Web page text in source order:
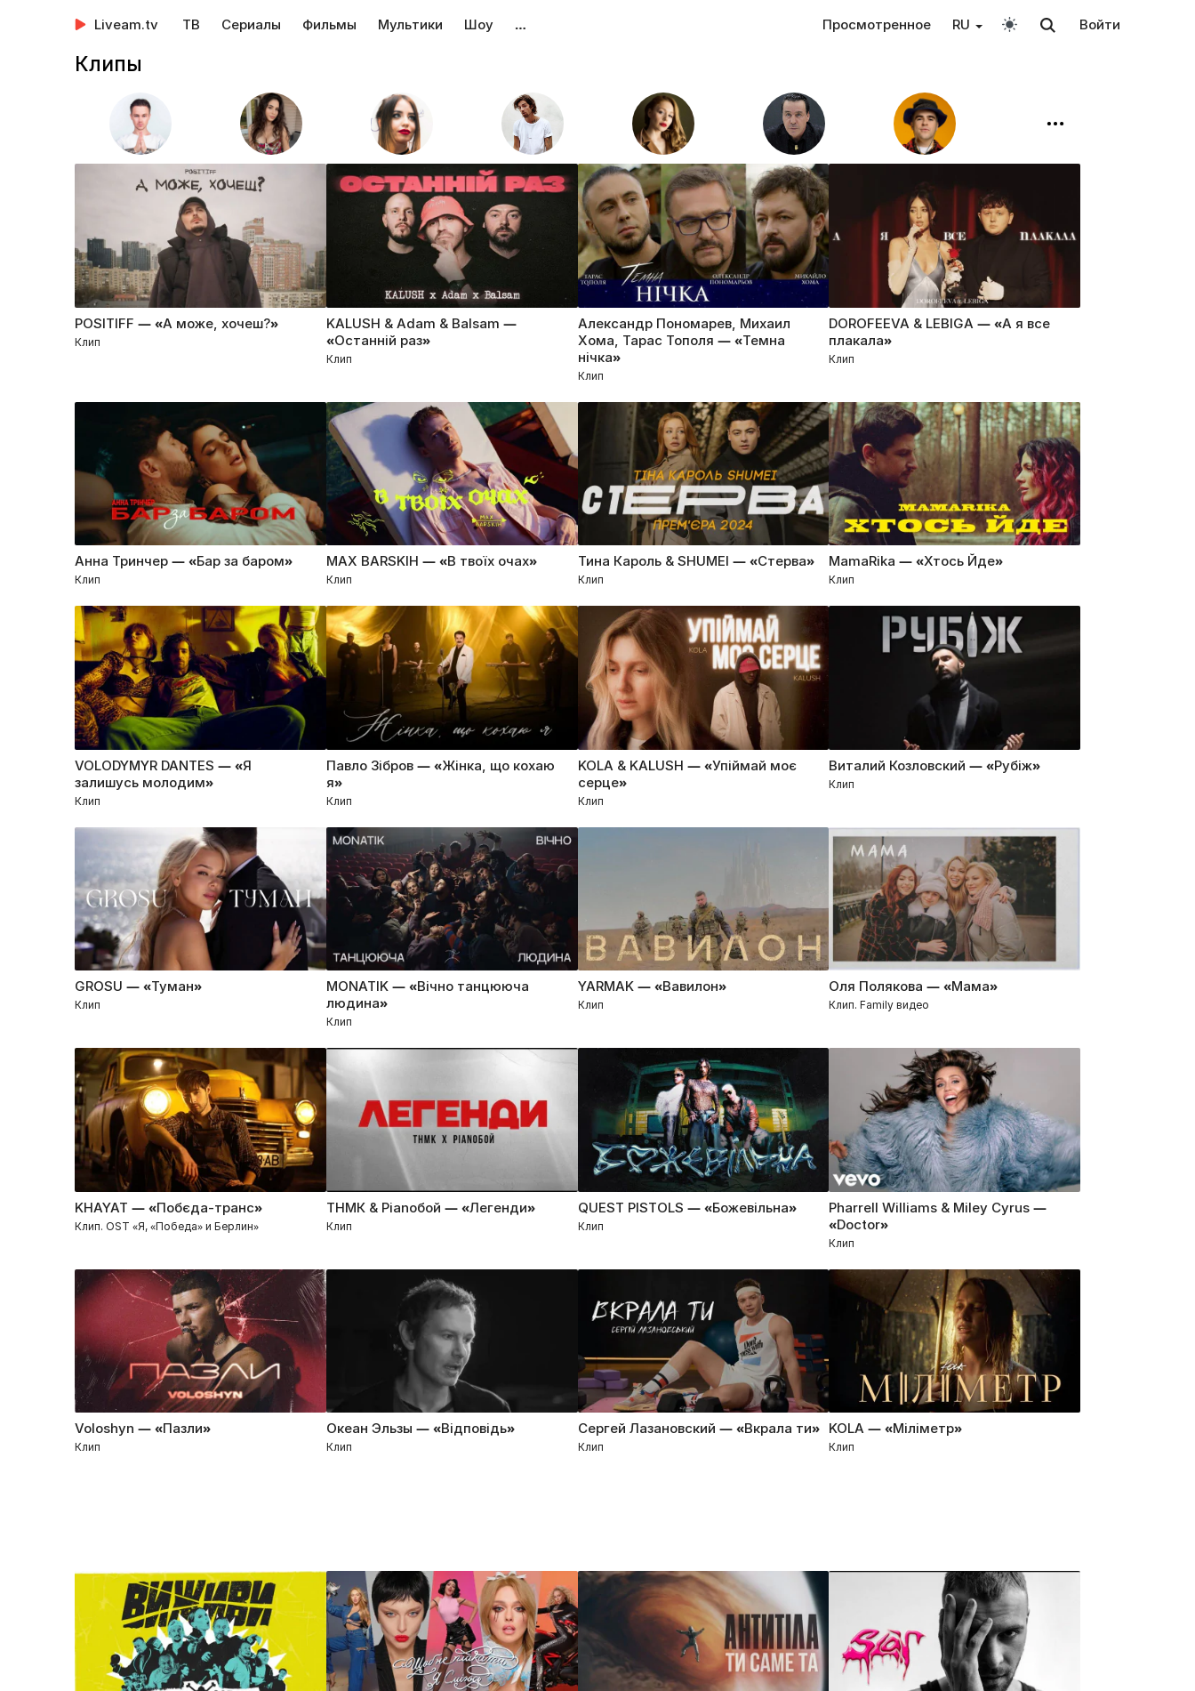
Liveam.tv ТВ Сериалы Фильмы Мультики Шоу … Просмотренное RU Войти
Клипы
POSITIFF — «А може, хочеш?»
Клип
KALUSH & Adam & Balsam —
«Останній раз»
Клип
Александр Пономарев, Михаил
Хома, Тарас Тополя — «Темна
нічка»
Клип
DOROFEEVA & LEBIGA — «А я все
плакала»
Клип
Анна Тринчер — «Бар за баром»
Клип
MAX BARSKIH — «В твоїх очах»
Клип
Тина Кароль & SHUMEI — «Стерва»
Клип
MamaRika — «Хтось Йде»
Клип
VOLODYMYR DANTES — «Я
залишусь молодим»
Клип
Павло Зібров — «Жінка, що кохаю
я»
Клип
KOLA & KALUSH — «Упіймай моє
серце»
Клип
Виталий Козловский — «Рубіж»
Клип
GROSU — «Туман»
Клип
MONATIK — «Вічно танцююча
людина»
Клип
YARMAK — «Вавилон»
Клип
Оля Полякова — «Мама»
Клип. Family видео
KHAYAT — «Побєда-транс»
Клип. OST «Я, «Победа» и Берлин»
ТНМК & Ріаnобой — «Легенди»
Клип
QUEST PISTOLS — «Божевiльна»
Клип
Pharrell Williams & Miley Cyrus —
«Doctor»
Клип
Voloshyn — «Пазли»
Клип
Океан Эльзы — «Відповідь»
Клип
Сергей Лазановский — «Вкрала ти»
Клип
KOLA — «Міліметр»
Клип